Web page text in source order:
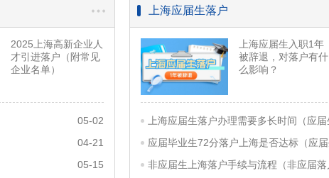
2025上海高新企业人
才引进落户（附常见
企业名单）
05-02
04-21
05-15
上海应届生落户
上海应届生入职1年
被辞退，对落户有什
么影响？